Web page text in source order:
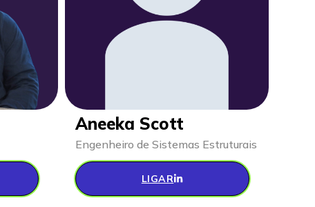
Aneeka Scott
Engenheiro de Sistemas Estruturais
LIGAR